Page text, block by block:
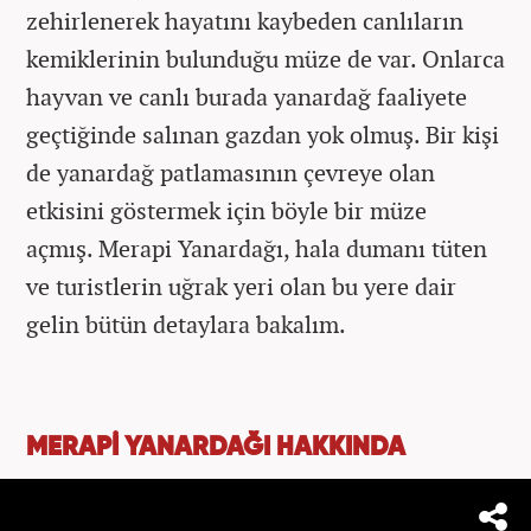
zehirlenerek hayatını kaybeden canlıların
kemiklerinin bulunduğu müze de var. Onlarca
hayvan ve canlı burada yanardağ faaliyete
geçtiğinde salınan gazdan yok olmuş. Bir kişi
de yanardağ patlamasının çevreye olan
etkisini göstermek için böyle bir müze
açmış. Merapi Yanardağı, hala dumanı tüten
ve turistlerin uğrak yeri olan bu yere dair
gelin bütün detaylara bakalım.
MERAPİ YANARDAĞI HAKKINDA